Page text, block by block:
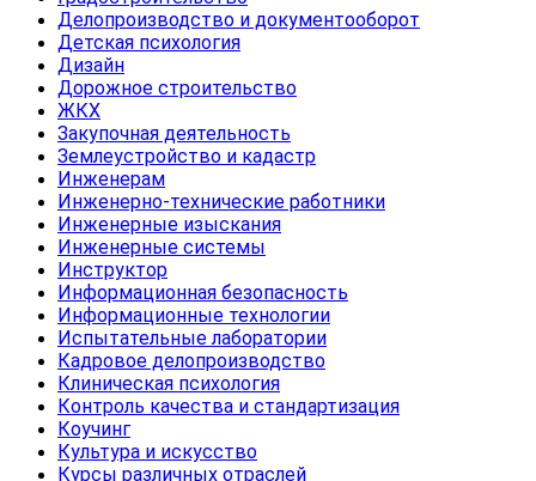
Делопроизводство и документооборот
Детская психология
Дизайн
Дорожное строительство
ЖКХ
Закупочная деятельность
Землеустройство и кадастр
Инженерам
Инженерно-технические работники
Инженерные изыскания
Инженерные системы
Инструктор
Информационная безопасность
Информационные технологии
Испытательные лаборатории
Кадровое делопроизводство
Клиническая психология
Контроль качества и стандартизация
Коучинг
Культура и искусство
Курсы различных отраслей